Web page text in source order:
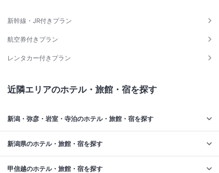
新幹線・JR付きプラン
航空券付きプラン
レンタカー付きプラン
近隣エリアのホテル・旅館・宿を探す
新潟・弥彦・岩室・寺泊のホテル・旅館・宿を探す
新潟県のホテル・旅館・宿を探す
甲信越のホテル・旅館・宿を探す